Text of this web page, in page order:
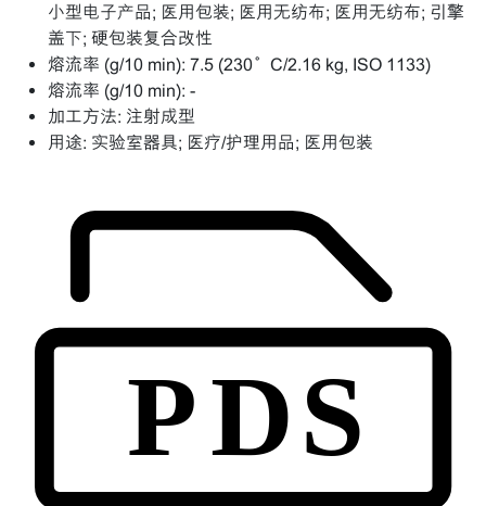
小型电子产品; 医用包装; 医用无纺布; 医用无纺布; 引擎
盖下; 硬包装复合改性
熔流率 (g/10 min): 7.5 (230°C/2.16 kg, ISO 1133)
熔流率 (g/10 min): -
加工方法: 注射成型
用途: 实验室器具; 医疗/护理用品; 医用包装